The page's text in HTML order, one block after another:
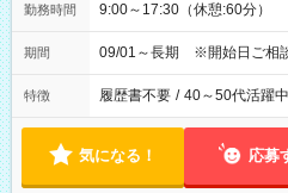
勤務時間 9:00～17:30（休憩:60分）
期間 09/01～長期 ※開始日ご相
特徴 履歴書不要 / 40～50代活躍中
気になる！ 応募